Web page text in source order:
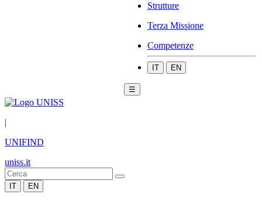
Strutture
Terza Missione
Competenze
IT EN
☰
|
UNIFIND
uniss.it
IT EN